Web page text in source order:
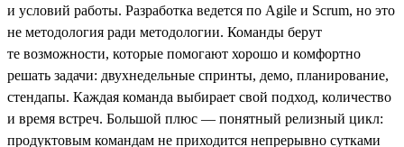
и условий работы. Разработка ведется по Agile и Scrum, но это
не методология ради методологии. Команды берут
те возможности, которые помогают хорошо и комфортно
решать задачи: двухнедельные спринты, демо, планирование,
стендапы. Каждая команда выбирает свой подход, количество
и время встреч. Большой плюс — понятный релизный цикл:
продуктовым командам не приходится непрерывно сутками